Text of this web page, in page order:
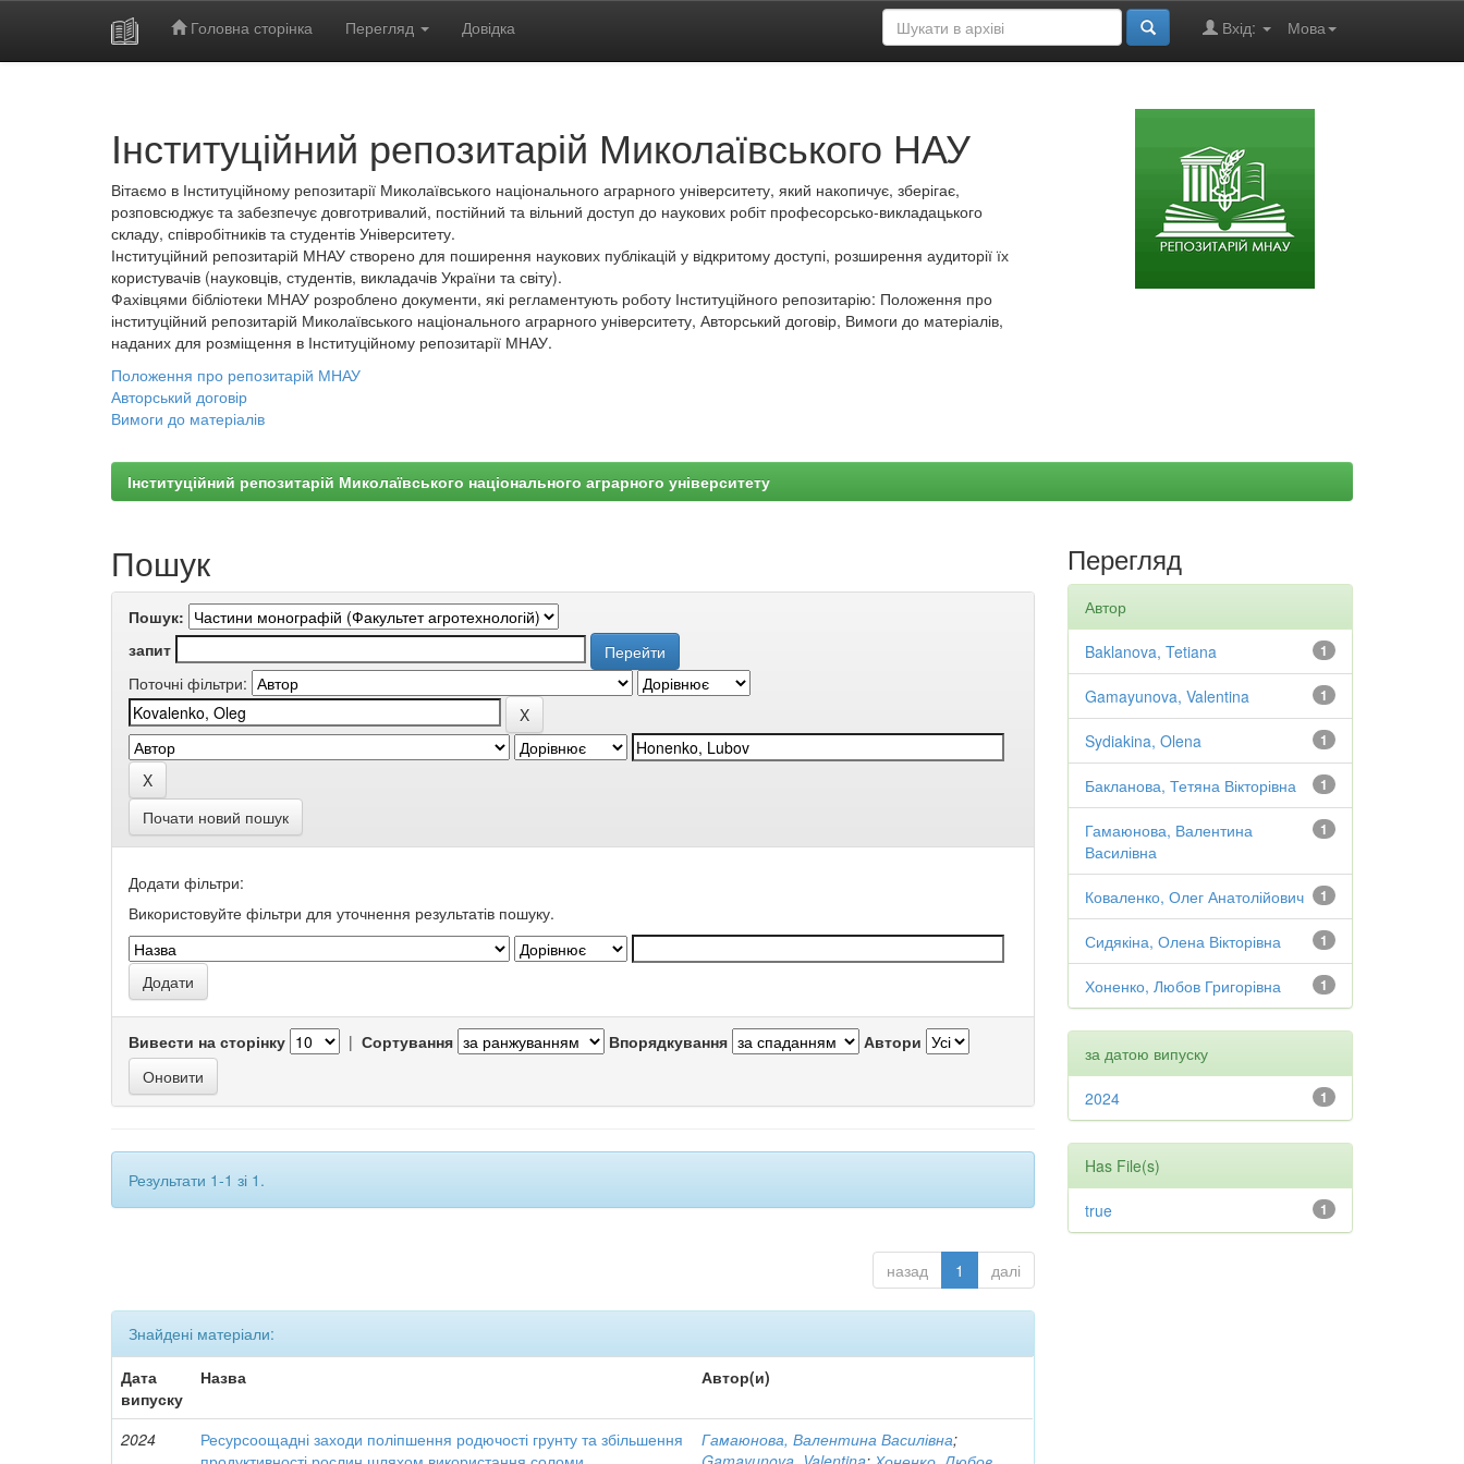
Головна сторінка Перегляд Довідка Мова
Вхід:
Інституційний репозитарій Миколаївського НАУ
Вітаємо в Інституційному репозитарії Миколаївського національного аграрного університету, який накопичує, зберігає,
розповсюджує та забезпечує довготривалий, постійний та вільний доступ до наукових робіт професорсько-викладацького
складу, співробітників та студентів Університету.
Інституційний репозитарій МНАУ створено для поширення наукових публікацій у відкритому доступі, розширення аудиторії їх
користувачів (науковців, студентів, викладачів України та світу).
Фахівцями бібліотеки МНАУ розроблено документи, які регламентують роботу Інституційного репозитарію: Положення про
інституційний репозитарій Миколаївського національного аграрного університету, Авторський договір, Вимоги до матеріалів,
наданих для розміщення в Інституційному репозитарії МНАУ.
Положення про репозитарій МНАУ
Авторський договір
Вимоги до матеріалів
Інституційний репозитарій Миколаївського національного аграрного університету
Пошук
Пошук:
запит
Поточні фільтри:
Почати новий пошук
Додати фільтри:
Використовуйте фільтри для уточнення результатів пошуку.
Вивести на сторінку | Сортування Впорядкування Автори
Результати 1-1 зі 1.
назад 1 далі
Знайдені матеріали:
Дата
випуску
Назва Автор(и)
2024
Ресурсоощадні заходи поліпшення родючості грунту та збільшення
Гамаюнова, Валентина Василівна;
Перегляд
Автор
1
Baklanova, Tetiana
1
Gamayunova, Valentina
1
Sydiakina, Olena
1
Бакланова, Тетяна Вікторівна
1
Гамаюнова, Валентина
Василівна
1
Коваленко, Олег Анатолійович
1
Сидякіна, Олена Вікторівна
1
Хоненко, Любов Григорівна
за датою випуску
1
2024
Has File(s)
1
true